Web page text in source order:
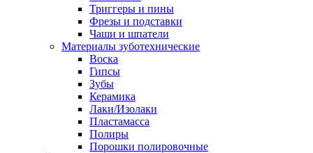
Триггеры и пины
Фрезы и подставки
Чаши и шпатели
Материалы зуботехнические
Воска
Гипсы
Зубы
Керамика
Лаки/Изолаки
Пластамасса
Полиры
Порошки полировочные